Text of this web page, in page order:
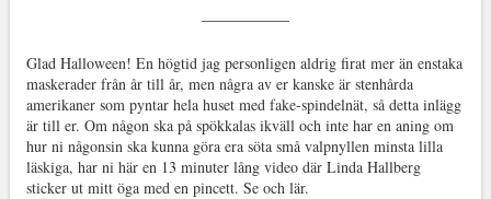
Glad Halloween! En högtid jag personligen aldrig firat mer än enstaka
maskerader från år till år, men några av er kanske är stenhårda
amerikaner som pyntar hela huset med fake-spindelnät, så detta inlägg
är till er. Om någon ska på spökkalas ikväll och inte har en aning om
hur ni någonsin ska kunna göra era söta små valpnyllen minsta lilla
läskiga, har ni här en 13 minuter lång video där Linda Hallberg
sticker ut mitt öga med en pincett. Se och lär.